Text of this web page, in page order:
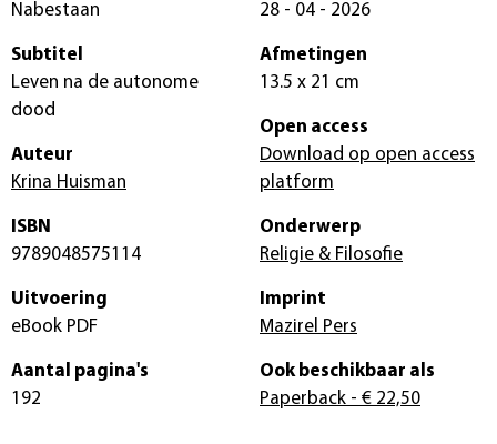
Nabestaan
Subtitel
Leven na de autonome
dood
Auteur
Krina Huisman
ISBN
9789048575114
Uitvoering
eBook PDF
Aantal pagina's
192
28 - 04 - 2026
Afmetingen
13.5 x 21 cm
Open access
Download op open access
platform
Onderwerp
Religie & Filosofie
Imprint
Mazirel Pers
Ook beschikbaar als
Paperback - € 22,50